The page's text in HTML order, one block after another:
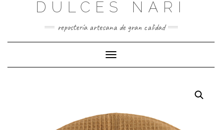
DULCES NARI
repostería artesana de gran calidad
Cambiar
modo